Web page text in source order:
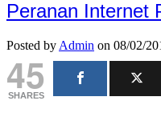
Peranan Internet
Posted by Admin on 08/02/
45
SHARES